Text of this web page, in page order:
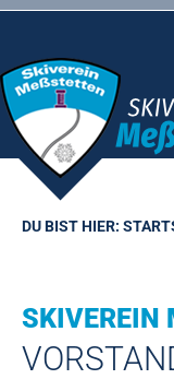
Skip
content
DU BIST HIER:
SKIVEREIN